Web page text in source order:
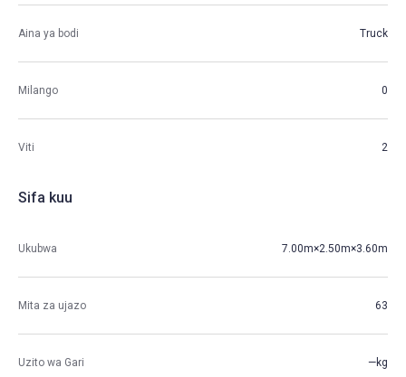
Aina ya bodi Truck
Milango 0
Viti 2
Sifa kuu
Ukubwa 7.00m×2.50m×3.60m
Mita za ujazo 63
Uzito wa Gari —kg